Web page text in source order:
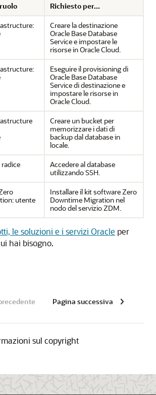
Richiesto per...
Creare la destinazione
Oracle Base Database
Servicee impostare le
risorse in Oracle Cloud.
:
Eseguire il provisioning di
Oracle Base Database
Servicedi destinazione e
impostare le risorse in
Oracle Cloud.
Creare un bucket per
memorizzare i dati di
backup dal database in
locale.
radice
Accedere al database
utilizzando SSH.
utente
Installare il kit software Zero
Downtime Migration nel
nodo del servizio ZDM.
le soluzioni e i servizi Oracle per
hai bisogno.
Pagina successiva
sul copyright